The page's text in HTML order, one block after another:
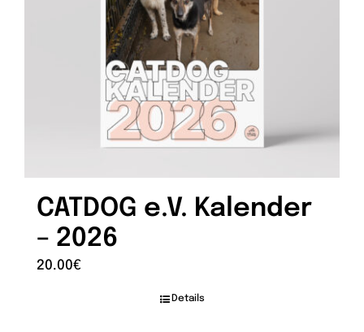
CATDOG e.V. Kalender
– 2026
20.00€
Details